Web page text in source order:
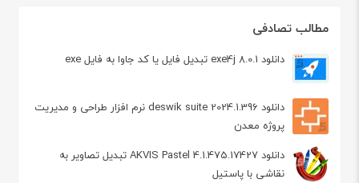
مطالب تصادفی
دانلود exe4j 8.0.1 تبدیل فایل یا کد جاوا به فایل exe
دانلود deswik suite 2024.1.396 نرم افزار طراحی و مدیریت
پروژه معدن
دانلود AKVIS Pastel 4.1.475.17427 تبدیل تصاویر به
نقاشی با پاستیل